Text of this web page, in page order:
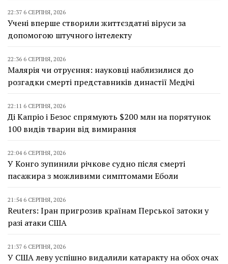
22:37 6 СЕРПНЯ, 2026
Учені вперше створили життєздатні віруси за
допомогою штучного інтелекту
22:36 6 СЕРПНЯ, 2026
Малярія чи отруєння: науковці наблизилися до
розгадки смерті представників династії Медічі
22:11 6 СЕРПНЯ, 2026
Ді Капріо і Безос спрямують $200 млн на порятунок
100 видів тварин від вимирання
22:04 6 СЕРПНЯ, 2026
У Конго зупинили річкове судно після смерті
пасажира з можливими симптомами Еболи
21:54 6 СЕРПНЯ, 2026
Reuters: Іран пригрозив країнам Перської затоки у
разі атаки США
21:37 6 СЕРПНЯ, 2026
У США леву успішно видалили катаракту на обох очах